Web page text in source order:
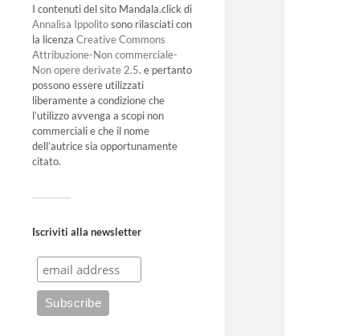
I contenuti del sito Mandala.click di
Annalisa Ippolitosono rilasciati con
la licenza Creative Commons
Attribuzione-Non commerciale-
Non opere derivate 2.5. e pertanto
possono essere utilizzati
liberamente a condizione che
l’utilizzo avvenga a scopi non
commerciali e che il nome
dell’autrice sia opportunamente
citato.
Iscriviti alla newsletter